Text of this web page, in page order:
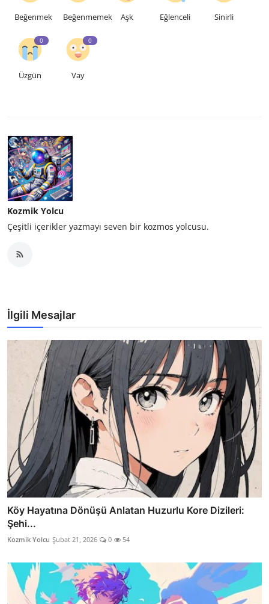
Beğenmek Beğenmemek Aşk Eğlenceli Sinirli
0
Üzgün
0
Vay
Kozmik Yolcu
Çeşitli içerikler yazmayı seven bir kozmos yolcusu.
İlgili Mesajlar
Köy Hayatına Dönüşü Anlatan Huzurlu Kore Dizileri:
Şehi...
Kozmik Yolcu Şubat 21, 2026 0 54